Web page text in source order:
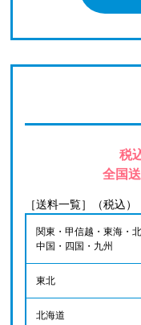
税
全国
［送料一覧］（税込）
関東・甲信越・東海・
中国・四国・九州
東北
北海道